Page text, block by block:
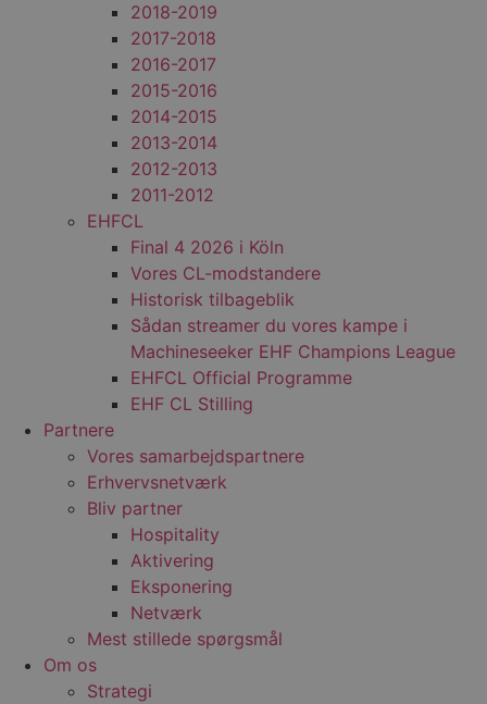
2018-2019
2017-2018
2016-2017
2015-2016
2014-2015
2013-2014
2012-2013
2011-2012
EHFCL
Final 4 2026 i Köln
Vores CL-modstandere
Historisk tilbageblik
Sådan streamer du vores kampe i
Machineseeker EHF Champions League
EHFCL Official Programme
EHF CL Stilling
Partnere
Vores samarbejdspartnere
Erhvervsnetværk
Bliv partner
Hospitality
Aktivering
Eksponering
Netværk
Mest stillede spørgsmål
Om os
Strategi